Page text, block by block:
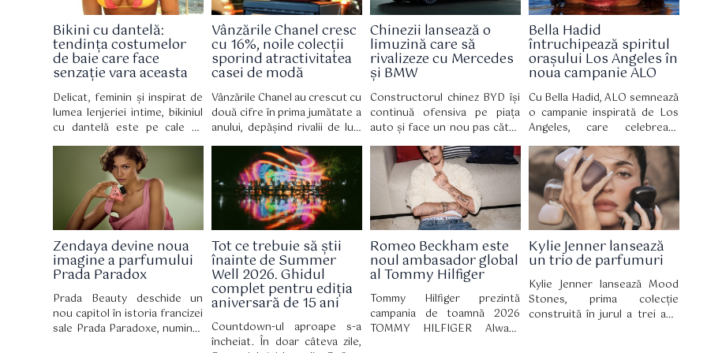
Bikini cu dantelă:
tendința costumelor
de baie care face
senzație vara aceasta
Delicat, feminin și inspirat de
lumea lenjeriei intime, bikiniul
cu dantelă este pe cale să
devină piesa vestimentară
obligatorie a verii 2026,
reinventând costumul de baie
cu o eleganță retro irezistibilă.
Vânzările Chanel cresc
cu 16%, noile colecții
sporind atractivitatea
casei de modă
Vânzările Chanel au crescut cu
două cifre în prima jumătate a
anului, depășind rivalii de lux,
inclusiv LVMH, deoarece
cumpărătorii bogați au
cheltuit o grămadă de bani pe
noile creații de modă ale
designerului Matthieu Blazy.
Chinezii lansează o
limuzină care să
rivalizeze cu Mercedes
și BMW
Constructorul chinez BYD își
continuă ofensiva pe piața
auto și face un nou pas către
segmentul premium, odată cu
lansarea modelului Da Han, o
limuzină electrică de mari
dimensiuni care țintește
direct rivali consacrați precum
Mercedes S-Class, Mercedes
EQS și BMW Seria 7.
Bella Hadid
întruchipează spiritul
orașului Los Angeles în
noua campanie ALO
Cu Bella Hadid, ALO semnează
o campanie inspirată de Los
Angeles, care celebrează
bunăstarea autentică, bazată
pe echilibru, mișcare și
acceptare de sine.
Zendaya devine noua
imagine a parfumului
Prada Paradox
Prada Beauty deschide un
nou capitol în istoria francizei
sale Prada Paradoxe, numind-
Tot ce trebuie să știi
înainte de Summer
Well 2026. Ghidul
complet pentru ediția
aniversară de 15 ani
Countdown-ul aproape s-a
încheiat. În doar câteva zile,
Romeo Beckham este
noul ambasador global
al Tommy Hilfiger
Tommy Hilfiger prezintă
campania de toamnă 2026
TOMMY HILFIGER Always
Kylie Jenner lansează
un trio de parfumuri
Kylie Jenner lansează Mood
Stones, prima colecție
construită în jurul a trei ape